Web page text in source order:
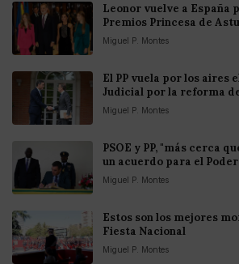
Leonor vuelve a España
Premios Princesa de
Miguel P. Montes
El PP vuela por los aires
Judicial por la reforma
Miguel P. Montes
PSOE y PP, "más cerca
un acuerdo para el
Miguel P. Montes
Estos son los mejores
Fiesta Nacional
Miguel P. Montes